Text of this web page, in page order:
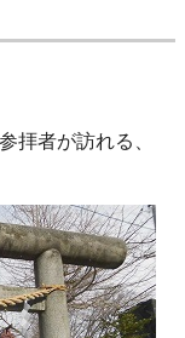
拝者が訪れる、